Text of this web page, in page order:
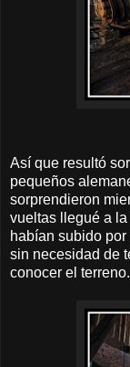
Así que resultó
pequeños
sorprendieron
vueltas llegué a
habían subido
sin necesidad de
conocer el terreno.